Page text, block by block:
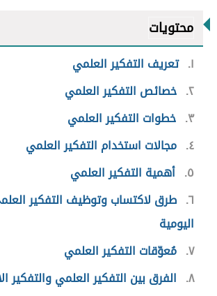
محتويات
١ تعريف التفكير العلمي
٢ خصائص التفكير العلمي
٣ خطوات التفكير العلمي
٤ مجالات استخدام التفكير العلمي
٥ أهمية التفكير العلمي
٦ طرق لاكتساب وتوظيف التفكير
اليومية
٧ مُعوّقات التفكير العلمي
٨ الفرق بين التفكير العلمي والتفكير